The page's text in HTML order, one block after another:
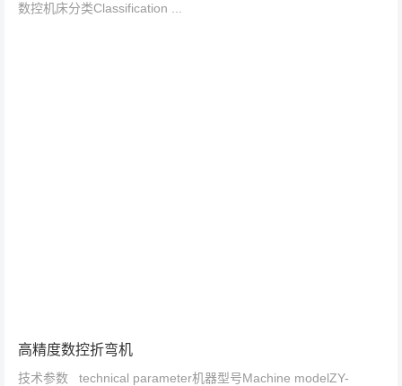
数控机床分类Classification ...
高精度数控折弯机
技术参数 technical parameter机器型号Machine modelZY-